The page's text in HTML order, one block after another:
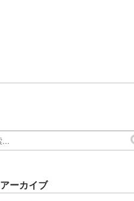
ーカイブ